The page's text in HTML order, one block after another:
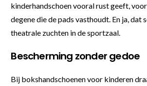
kinderhandschoen vooral rust geeft,
degene die de pads vasthoudt. En ja, dat
theatrale zuchten in de sportzaal.
Bescherming zonder gedoe
Bij bokshandschoenen voor kinderen